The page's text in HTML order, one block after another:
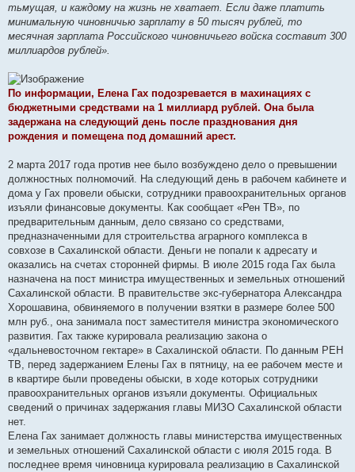
тьмущая, и каждому на жизнь не хватает. Если даже платить
минимальную чиновничью зарплату в 50 тысяч рублей, то
месячная зарплата Российского чиновничьего войска составит 300
миллиардов рублей».
По информации, Елена Гах подозревается в махинациях с
бюджетными средствами на 1 миллиард рублей. Она была
задержана на следующий день после празднования дня
рождения и помещена под домашний арест.
2 марта 2017 года против нее было возбуждено дело о превышении
должностных полномочий. На следующий день в рабочем кабинете и
дома у Гах провели обыски, сотрудники правоохранительных органов
изъяли финансовые документы. Как сообщает «Рен ТВ», по
предварительным данным, дело связано со средствами,
предназначенными для строительства аграрного комплекса в
совхозе в Сахалинской области. Деньги не попали к адресату и
оказались на счетах сторонней фирмы. В июле 2015 года Гах была
назначена на пост министра имущественных и земельных отношений
Сахалинской области. В правительстве экс-губернатора Александра
Хорошавина, обвиняемого в получении взятки в размере более 500
млн руб., она занимала пост заместителя министра экономического
развития. Гах также курировала реализацию закона о
«дальневосточном гектаре» в Сахалинской области. По данным РЕН
ТВ, перед задержанием Елены Гах в пятницу, на ее рабочем месте и
в квартире были проведены обыски, в ходе которых сотрудники
правоохранительных органов изъяли документы. Официальных
сведений о причинах задержания главы МИЗО Сахалинской области
нет.
Елена Гах занимает должность главы министерства имущественных
и земельных отношений Сахалинской области с июля 2015 года. В
последнее время чиновница курировала реализацию в Сахалинской